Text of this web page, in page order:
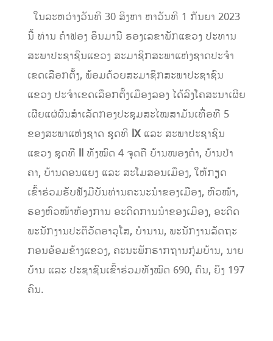
ໃນລະຫວ່າງວັນທີ 30 ສິງຫາ ຫາວັນທີ 1 ກັນຍາ 2023
ນີ້ ທ່ານ ຄຳຟອງ ອິນມານີ ຮອງເລຂາພັກແຂວງ ປະທານ
ສະພາປະຊາຊົນແຂວງ ສະມາຊິກສະພາແຫ່ງຊາດປະຈໍາ
ເຂດເລືອກຕັ້ງ, ພ້ອມດ້ວຍສະມາຊິກສະພາປະຊາຊົນ
ແຂວງ ປະຈໍາເຂດເລືອກຕັ້ງເມືອງລອງ ໄດ້ລົງໂຄສະນາເຜີຍ
ເຜີຍແຜ່ຜົນສໍາເລັດກອງປະຊຸມສະໄໝສາມັນເທື່ອທີ 5
ຂອງສະພາແຫ່ງຊາດ ຊຸດທີ lXແລະ ສະພາປະຊາຊົນ
ແຂວງ ຊຸດທີ llທັງໝົດ 4 ຈຸດຄື ບ້ານໜອງຄໍາ, ບ້ານປ່າ
ຄາ, ບ້ານດອນແຍງ ແລະ ສະໂມສອນເມືອງ, ໃຫ້ກຽດ
ເຂົ້າຮ່ວມຮັບຟັງມີບັນທ່ານຄະນະນຳຂອງເມືອງ, ຫົວໜ້າ,
ຮອງຫົວໜ້າຫ້ອງການ ອະດີດການນໍາຂອງເມືອງ, ອະດີດ
ພະນັກງານປະຕິວັດອາວຸໂສ, ບຳນານ, ພະນັກງານລັດຖະ
ກອນອ້ອມຂ້າງແຂວງ, ຄະນະພັກຮາກຖານກຸ່ມບ້ານ, ນາຍ
ບ້ານ ແລະ ປະຊາຊົນເຂົ້າຮ່ວມທັງໝົດ 690, ຄົນ, ຍິງ 197
ຄົນ.